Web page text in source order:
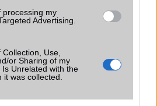
processing my
Advertising.
Use,
or Sharing of my
Unrelated with the
was collected.
Nincs
2026-07-13 19:00:00